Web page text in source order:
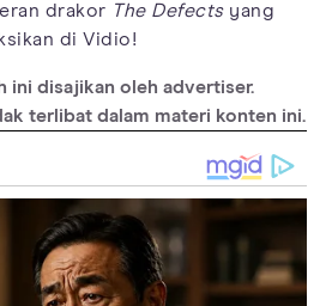
drakor The Defectsyang
di Vidio!
ini disajikan oleh advertiser.
terlibat dalam materi konten ini.